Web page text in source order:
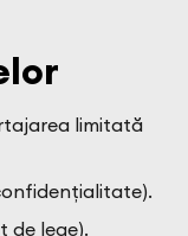
limitată
de lege).